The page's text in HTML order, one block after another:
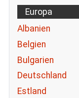
Europa
Albanien
Belgien
Bulgarien
Deutschland
Estland